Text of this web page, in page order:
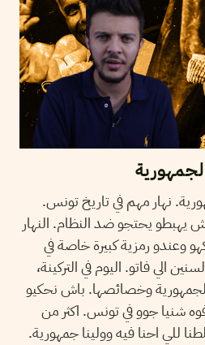
نهار مهم في تاريخ تونس.
يهبطو يحتجو ضد النظام. النهار
وعندو رمزية كبيرة خاصة في
السياسي في ال10 السنين الي فاتو. اليوم في التركينة،
وخصائصها. باش نحكيو
شنيا جوو في تونس. اكثر من
للي احنا فيه وولينا جمهورية.